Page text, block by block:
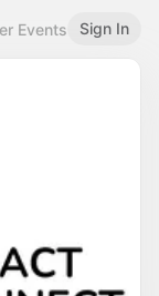
Events Sign In